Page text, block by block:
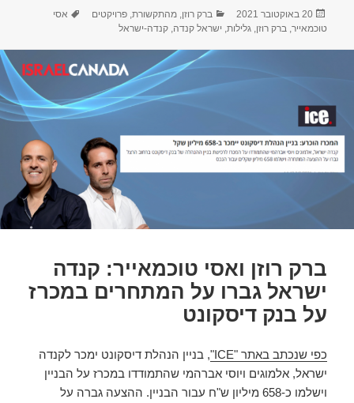
פורסם
בתאריך
20 באוקטובר 2021 קטגוריות
ברק רוזן ,מהתקשורת ,פרויקטים תגיות
אסי
טוכמאייר ברק רוזן ,גלילות ישראל קנדה ,קנדה-ישראל
ברק רוזן ואסי טוכמאייר: קנדה
ישראל גברו על המתחרים במכרז
על בנק דיסקונט
כפי שנכתב באתר "ICE"
, בניין הנהלת דיסקונט ימכר לקנדה
ישראל, אלמוגים ויוסי אברהמי שהתמודדו במכרז על הבניין
וישלמו כ-658 מיליון ש"ח עבור הבניין. ההצעה גברה על